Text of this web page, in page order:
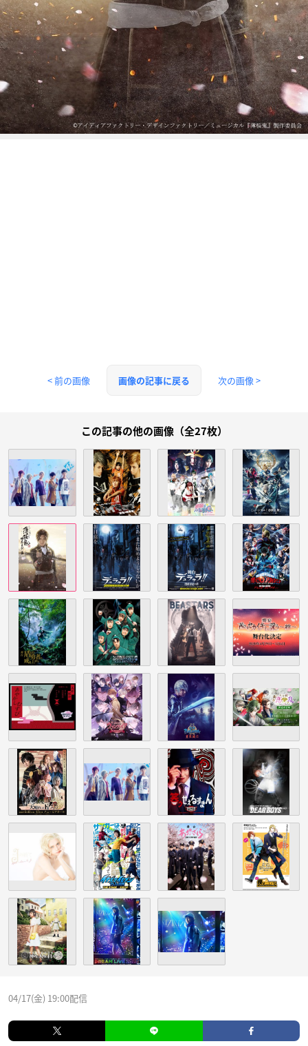
< 前の画像 画像の記事に戻る 次の画像 >
この記事の他の画像（全27枚）
04/17(金) 19:00配信